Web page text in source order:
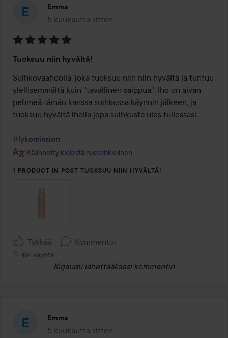
Emma
5 kuukautta sitten
Viesti luotiin 5 kuukautta sitten
5
/
5
Tuoksuu niin hyvältä!
Suihkovaahdolla, joka tuoksuu niin niin hyvältä ja tuntuu
ylellisemmältä kuin "tavallinen saippua". Iho on aivan
pehmeä tämän kanssa suihkussa käynnin jälkeen, ja
tuoksuu hyvältä iholla jopa suihkusta ulos tullessasi.
#lykomission
Käännetty kielestä ruotsinkielinen
1 PRODUCT IN POST TUOKSUU NIIN HYVÄLTÄ!
Tykkää Kommentoi
484 näyttöä
Kirjaudu lähettääksesi kommentin
Emma
5 kuukautta sitten
Viesti luotiin 5 kuukautta sitten